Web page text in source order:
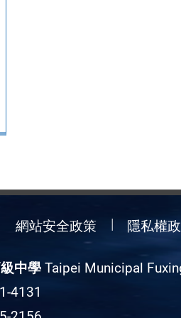
網站安全政策 隱私權
中學Taipei Municipal
4131